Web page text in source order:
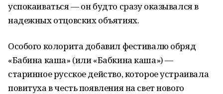
успокаиваться — он будто сразу оказывался в
надежных отцовских объятиях.
Особого колорита добавил фестивалю обряд
«Бабина каша» (или «Бабкина каша») —
старинное русское действо, которое устраивала
повитуха в честь появления на свет нового